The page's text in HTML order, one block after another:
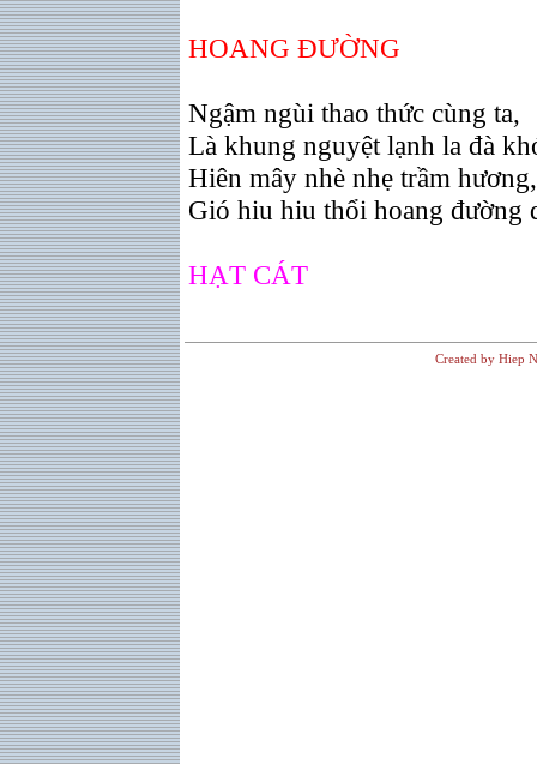
HOANG ÐƯỜNG
Ngậm ngùi thao thức cùng ta,
Là khung nguyệt lạnh la đà
Hiên mây nhè nhẹ trầm hương,
Gió hiu hiu thổi hoang đường
HẠT CÁT
Created by Hiep